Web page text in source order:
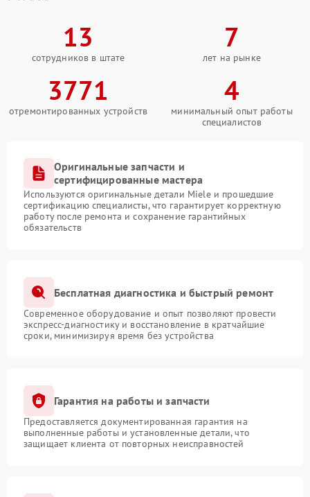
13
сотрудников в штате
7
лет на рынке
3771
отремонтированных устройств
4
минимальный опыт работы
специалистов
Оригинальные запчасти и
сертифицированные мастера
Используются оригинальные детали Miele и прошедшие
сертификацию специалисты, что гарантирует корректную
работу после ремонта и сохранение гарантийных
обязательств
Бесплатная диагностика и быстрый ремонт
Современное оборудование и опыт позволяют провести
экспресс-диагностику и восстановление в кратчайшие
сроки, минимизируя время без устройства
Гарантия на работы и запчасти
Предоставляется документированная гарантия на
выполненные работы и установленные детали, что
защищает клиента от повторных неисправностей